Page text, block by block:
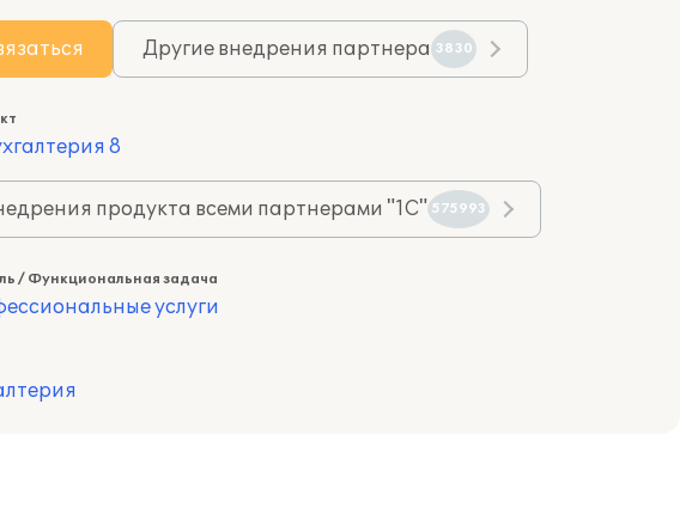
Другие внедрения партнера 3830
8
продукта всеми партнерами "1С" 575993
/ Функциональная задача
услуги